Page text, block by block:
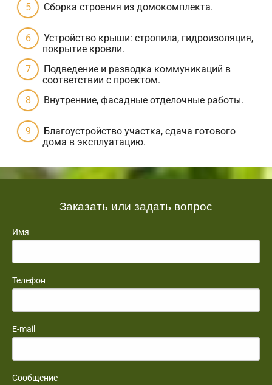
Сборка строения из домокомплекта.
Устройство крыши: стропила, гидроизоляция,
покрытие кровли.
Подведение и разводка коммуникаций в
соответствии с проектом.
Внутренние, фасадные отделочные работы.
Благоустройство участка, сдача готового
дома в эксплуатацию.
Заказать или задать вопрос
Имя
Телефон
E-mail
Сообщение